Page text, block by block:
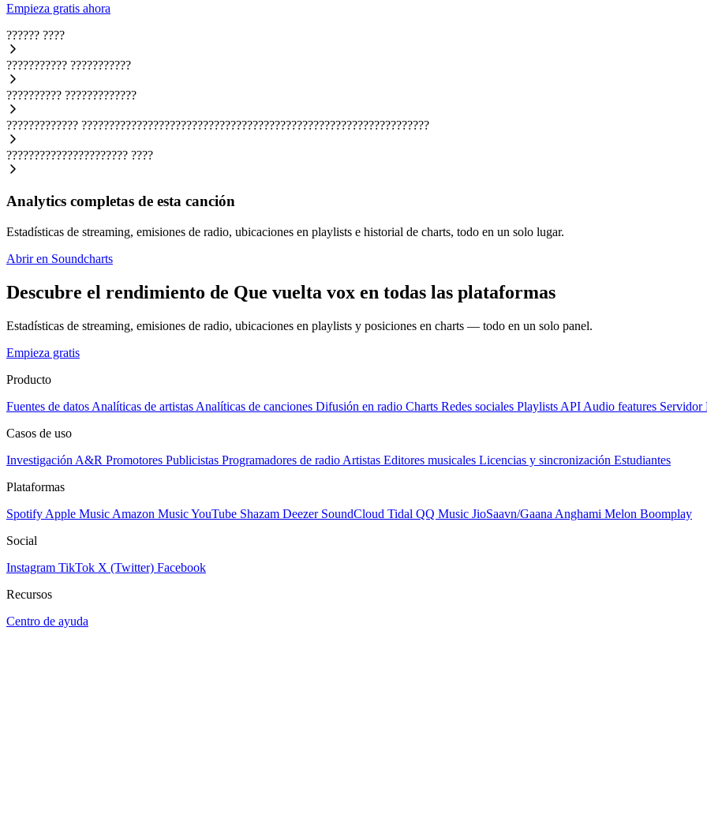
Empieza gratis ahora
?????? ????
??????????? ???????????
?????????? ?????????????
????????????? ???????????????????????????????????????????????????????????????
?????????????????????? ????
Analytics completas de esta canción
Estadísticas de streaming, emisiones de radio, ubicaciones en playlists e historial de charts, todo en un solo lugar.
Abrir en Soundcharts
Descubre el rendimiento de Que vuelta vox en todas las plataformas
Estadísticas de streaming, emisiones de radio, ubicaciones en playlists y posiciones en charts — todo en un solo panel.
Empieza gratis
Producto
Fuentes de datos Analíticas de artistas Analíticas de canciones Difusión en radio Charts Redes sociales Playlists API Audio features Servidor
Casos de uso
Investigación A&R Promotores Publicistas Programadores de radio Artistas Editores musicales Licencias y sincronización Estudiantes
Plataformas
Spotify Apple Music Amazon MusicYouTube Shazam Deezer SoundCloud Tidal QQ Music JioSaavn/Gaana Anghami Melon Boomplay
Social
Instagram TikTok X (Twitter) Facebook
Recursos
Centro de ayuda